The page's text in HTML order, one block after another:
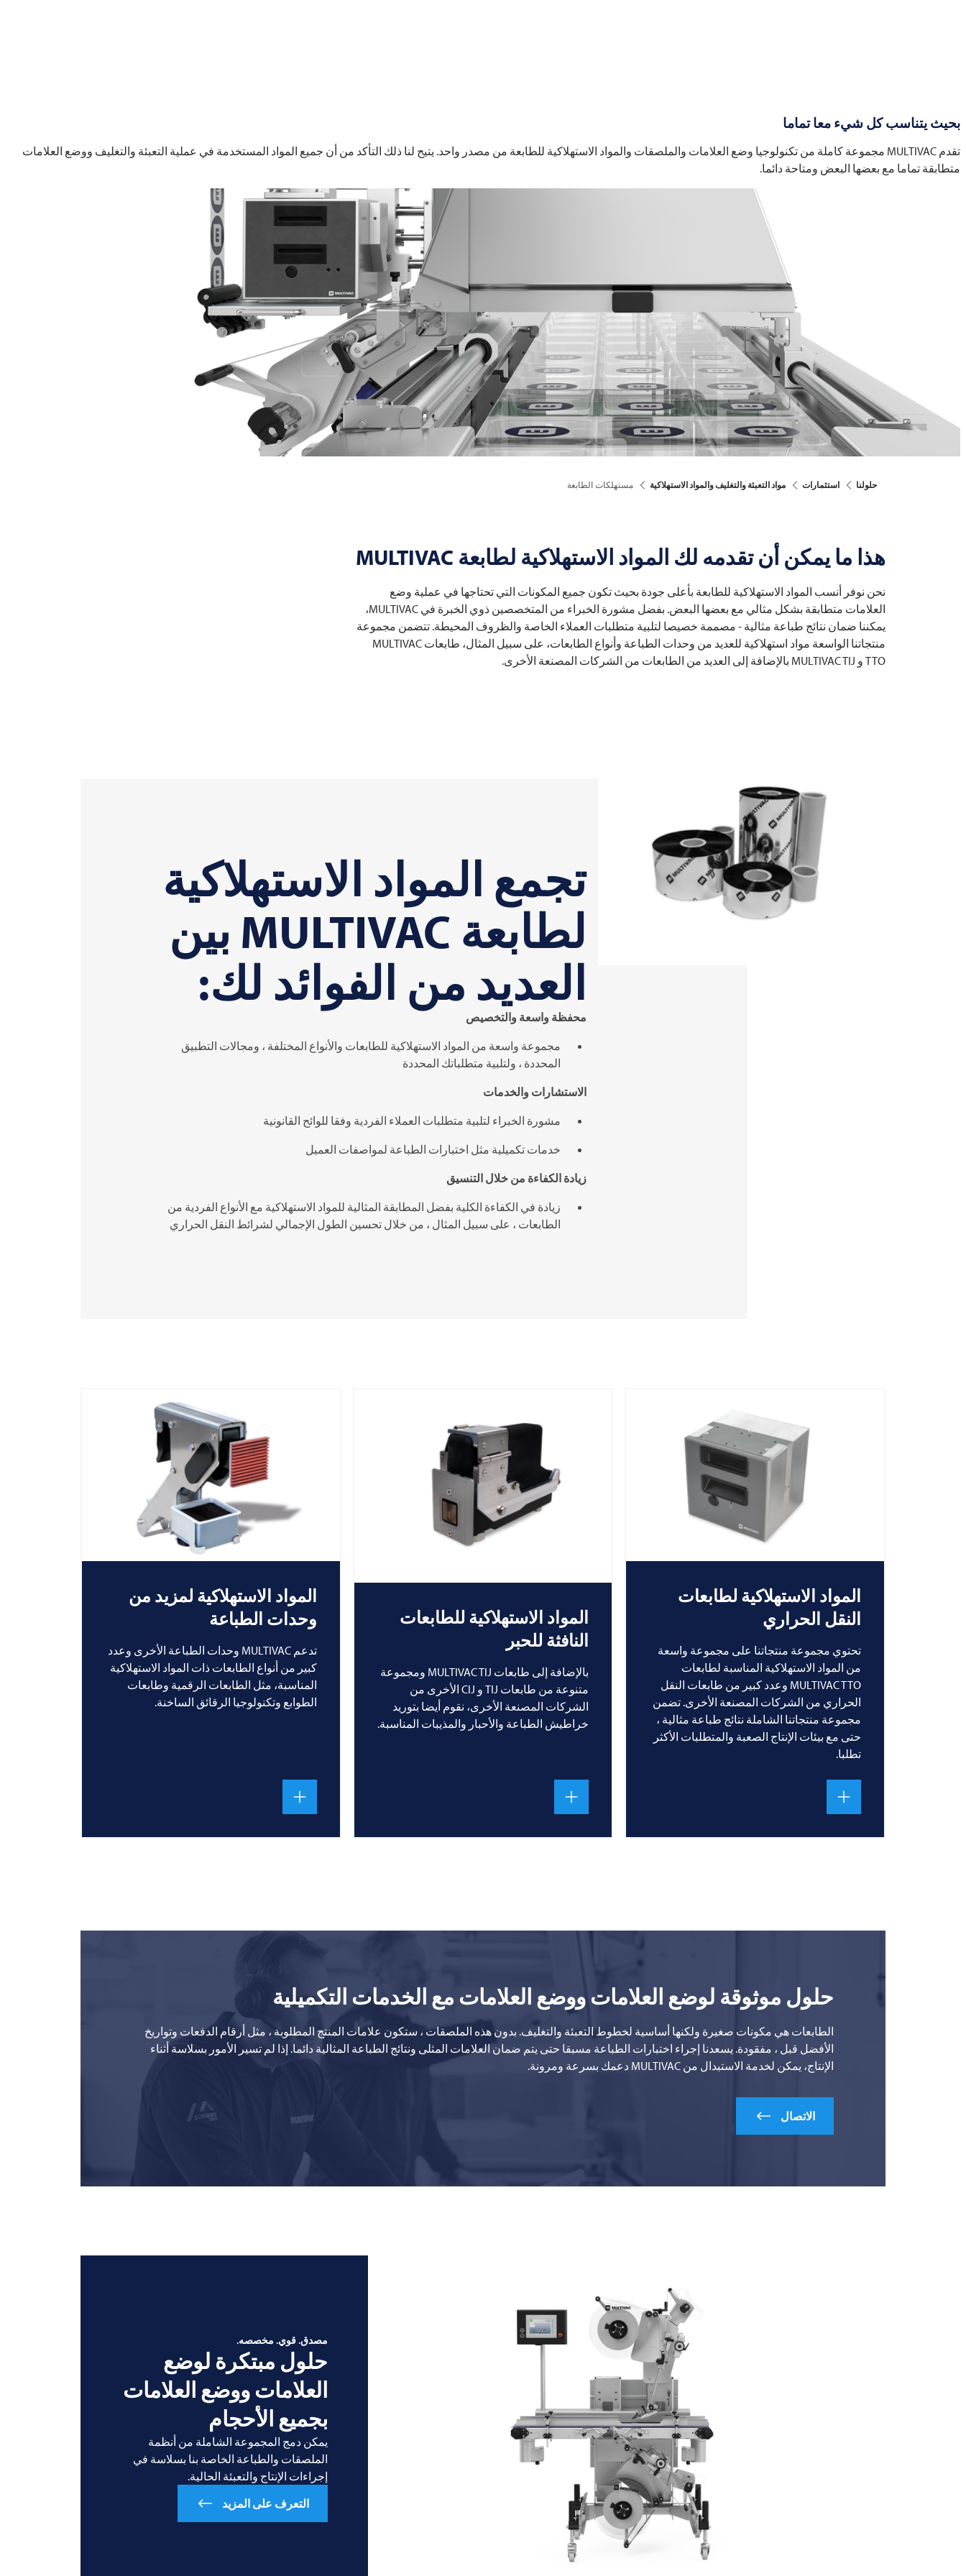
بحيث يتناسب كل شيء معا تماما
تقدم MULTIVAC مجموعة كاملة من تكنولوجيا وضع العلامات والملصقات والمواد الاستهلاكية للطابعة من مصدر واحد. يتيح لنا ذلك التأكد من أن جميع المواد المستخدمة في عملية التعبئة والتغليف ووضع العلامات
متطابقة تماما مع بعضها البعض ومتاحة دائما.
حلولنا استثمارات مواد التعبئة والتغليف والمواد الاستهلاكية مستهلكات الطابعة
هذا ما يمكن أن تقدمه لك المواد الاستهلاكية لطابعة MULTIVAC
نحن نوفر أنسب المواد الاستهلاكية للطابعة بأعلى جودة بحيث تكون جميع المكونات التي تحتاجها في عملية وضع
العلامات متطابقة بشكل مثالي مع بعضها البعض. بفضل مشورة الخبراء من المتخصصين ذوي الخبرة في MULTIVAC،
يمكننا ضمان نتائج طباعة مثالية - مصممة خصيصا لتلبية متطلبات العملاء الخاصة والظروف المحيطة. تتضمن مجموعة
منتجاتنا الواسعة مواد استهلاكية للعديد من وحدات الطباعة وأنواع الطابعات، على سبيل المثال، طابعات MULTIVAC
TTO و
MULTIVACTIJ بالإضافة إلى العديد من الطابعات من الشركات المصنعة الأخرى.
تجمع المواد الاستهلاكية
لطابعة MULTIVAC بين
العديد من الفوائد لك:
محفظة واسعة والتخصيص
مجموعة واسعة من المواد الاستهلاكية للطابعات والأنواع المختلفة ، ومجالات التطبيق
المحددة ، ولتلبية متطلباتك المحددة
الاستشارات والخدمات
مشورة الخبراء لتلبية متطلبات العملاء الفردية وفقا للوائح القانونية
خدمات تكميلية مثل اختبارات الطباعة لمواصفات العميل
زيادة الكفاءة من خلال التنسيق
زيادة في الكفاءة الكلية بفضل المطابقة المثالية للمواد الاستهلاكية مع الأنواع الفردية من
الطابعات ، على سبيل المثال ، من خلال تحسين الطول الإجمالي لشرائط النقل الحراري
المواد الاستهلاكية لطابعات
النقل الحراري
تحتوي مجموعة منتجاتنا على مجموعة واسعة
من المواد الاستهلاكية المناسبة لطابعات
MULTIVAC TTO وعدد كبير من طابعات النقل
الحراري من الشركات المصنعة الأخرى. تضمن
مجموعة منتجاتنا الشاملة نتائج طباعة مثالية ،
حتى مع بيئات الإنتاج الصعبة والمتطلبات الأكثر
تطلبا.
المواد الاستهلاكية للطابعات
النافثة للحبر
بالإضافة إلى طابعات MULTIVAC TIJ ومجموعة
متنوعة من طابعات TIJ و CIJ الأخرى من
الشركات المصنعة الأخرى، نقوم أيضا بتوريد
خراطيش الطباعة والأحبار والمذيبات المناسبة.
المواد الاستهلاكية لمزيد من
وحدات الطباعة
تدعم MULTIVAC وحدات الطباعة الأخرى وعدد
كبير من أنواع الطابعات ذات المواد الاستهلاكية
المناسبة، مثل الطابعات الرقمية وطابعات
الطوابع وتكنولوجيا الرقائق الساخنة.
حلول موثوقة لوضع العلامات ووضع العلامات مع الخدمات التكميلية
الطابعات هي مكونات صغيرة ولكنها أساسية لخطوط التعبئة والتغليف. بدون هذه الملصقات ، ستكون علامات المنتج المطلوبة ، مثل أرقام الدفعات وتواريخ
الأفضل قبل ، مفقودة. يسعدنا إجراء اختبارات الطباعة مسبقا حتى يتم ضمان العلامات المثلى ونتائج الطباعة المثالية دائما. إذا لم تسير الأمور بسلاسة أثناء
الإنتاج، يمكن لخدمة الاستبدال من MULTIVAC دعمك بسرعة ومرونة.
الاتصال
مصدق. قوي. مخصصه.
حلول مبتكرة لوضع
العلامات ووضع العلامات
بجميع الأحجام
يمكن دمج المجموعة الشاملة من أنظمة
الملصقات والطباعة الخاصة بنا بسلاسة في
إجراءات الإنتاج والتعبئة الحالية.
التعرف على المزيد